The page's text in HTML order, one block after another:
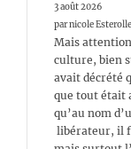
3 août 2026
par nicole Esterolle
Mais
culture, bien
avait décrété
que tout était
qu’au nom
libérateur, il